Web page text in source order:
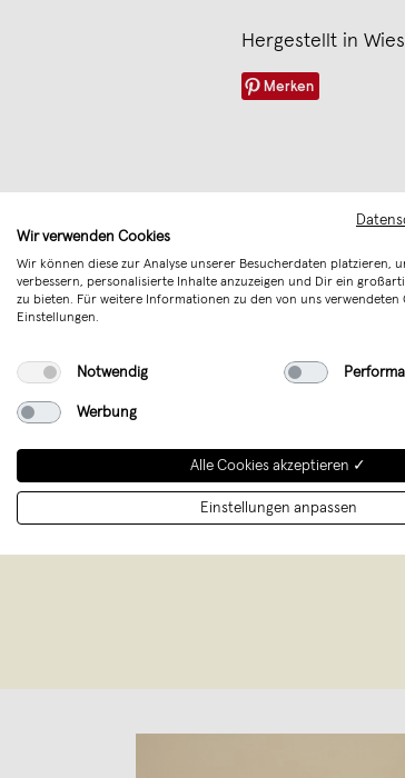
Hergestellt in
Merken
Wir verwenden Cookies
Wir können diese zur Analyse unserer Besucherdaten platzieren,
verbessern, personalisierte Inhalte anzuzeigen und Dir ein
zu bieten. Für weitere Informationen zu den von uns
Einstellungen.
Notwendig
Werbung
Alle Cookies akzeptieren ✓
Einstellungen anpassen